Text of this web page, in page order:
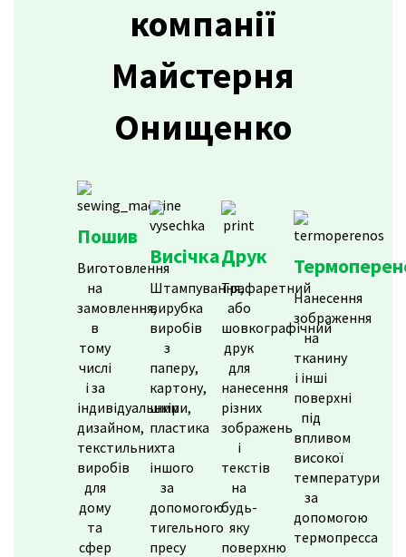
компанії
Майстерня
Онищенко
Пошив
Виготовлення
на
замовлення,
в
тому
числі
і за
індивідуальним
дизайном,
текстильних
виробів
для
дому
та
сфер
Висічка
Штампування,
вирубка
виробів
з
паперу,
картону,
шкіри,
пластика
та
іншого
за
допомогою
тигельного
пресу
Друк
Трафаретний
або
шовкографічний
друк
для
нанесення
різних
зображень
і
текстів
на
будь-
яку
поверхню
Нанесення
зображення
на
тканину
і інші
поверхні
під
впливом
високої
температури
за
допомогою
термопресса